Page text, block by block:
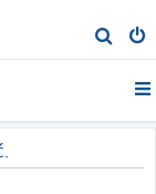
z
j